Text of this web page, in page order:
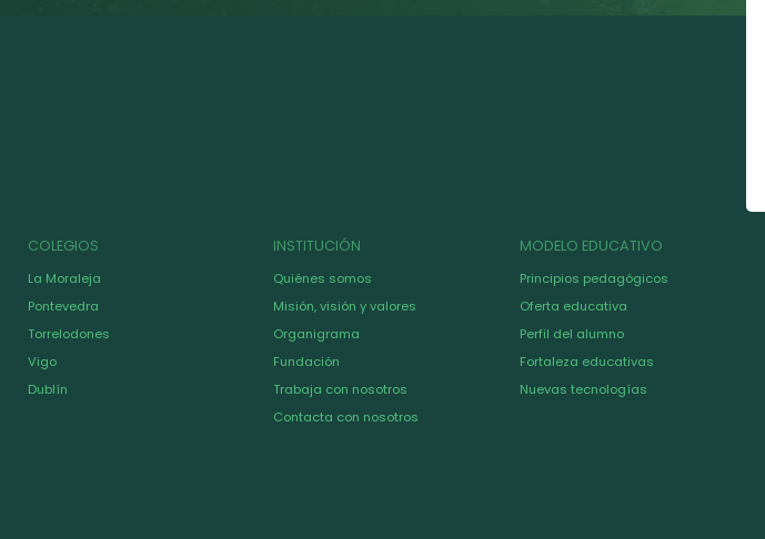
COLEGIOS
La Moraleja
Pontevedra
Torrelodones
Vigo
Dublín
INSTITUCIÓN
Quiénes somos
Misión, visión y valores
Organigrama
Fundación
Trabaja con nosotros
Contacta con nosotros
MODELO EDUCATIVO
Principios pedagógicos
Oferta educativa
Perfil del alumno
Fortaleza educativas
Nuevas tecnologías